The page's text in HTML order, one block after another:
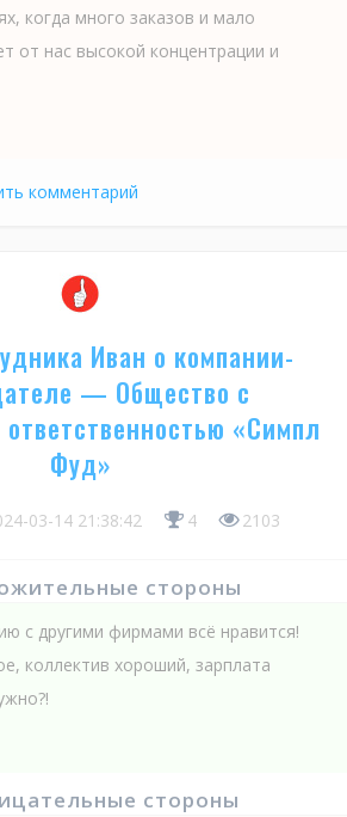
когда много заказов и мало
от нас высокой концентрации и
комментарий
Иван о компании-
— Общество с
ответственностью «Симпл
Фуд»
03-14 21:38:42 4 2103
стороны
с другими фирмами всё нравится!
коллектив хороший, зарплата
стороны